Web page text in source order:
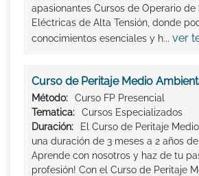
apasionantes Cursos de Operario de
Eléctricas de Alta Tensión, donde
conocimientos esenciales y h... ver
Curso de Peritaje Medio
Método:
Curso FP Presencial
Tematica:
Cursos Especializados
Duración:
El Curso de Peritaje
una duración de 3 meses a 2 años
Aprende con nosotros y haz de tu
profesión! Con el Curso de Peritaje